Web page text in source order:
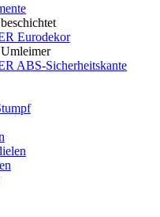
Eurodekor
ABS-Sicherheitskante